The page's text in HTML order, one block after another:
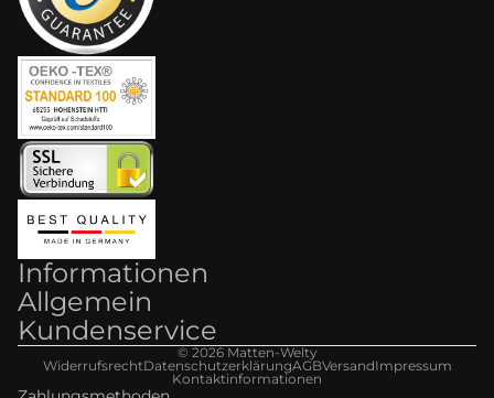
Informationen
Allgemein
Kundenservice
© 2026 Matten-Welty
WiderrufsrechtDatenschutzerklärungAGBVersandImpressum
Kontaktinformationen